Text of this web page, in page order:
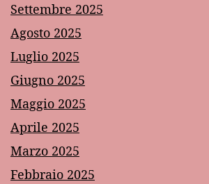
Settembre 2025
Agosto 2025
Luglio 2025
Giugno 2025
Maggio 2025
Aprile 2025
Marzo 2025
Febbraio 2025